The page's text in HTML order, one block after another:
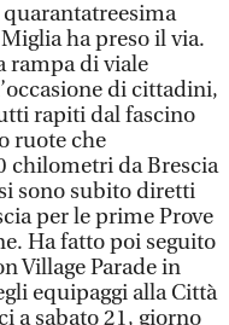
ha preso il via.
rampa di viale
di cittadini,
rapiti dal fascino
ruote che
chilometri da Brescia
sono subito diretti
per le prime Prove
Ha fatto poi seguito
Village Parade in
equipaggi alla Città
a sabato 21, giorno